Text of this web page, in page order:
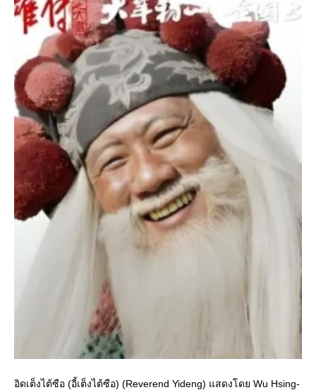
อิดเต็งไต้ซือ (อี้เต็งไต้ซือ) (Reverend Yideng) แสดงโดย Wu Hsing-